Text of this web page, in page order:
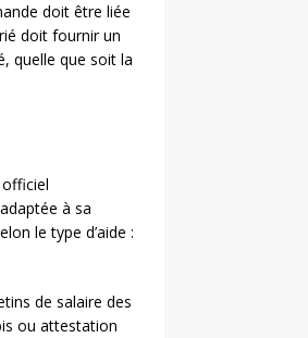
doit être liée
doit fournir un
quelle que soit la
à sa
le type d’aide :
de salaire des
ou attestation